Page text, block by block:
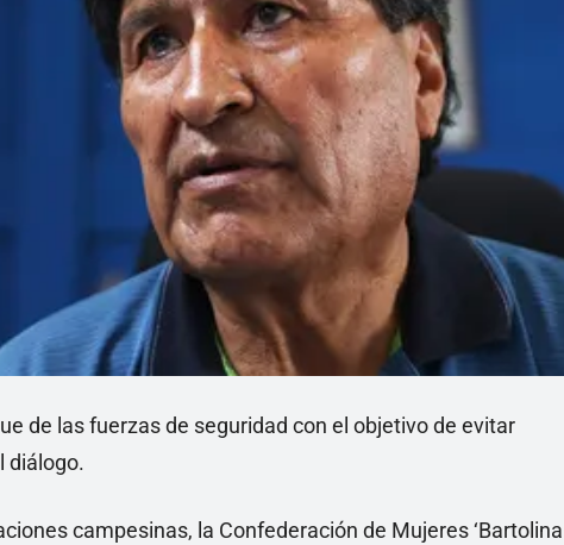
de las fuerzas de seguridad con el objetivo de evitar
diálogo.
campesinas, la Confederación de Mujeres ‘Bartolina